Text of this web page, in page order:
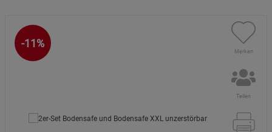
-11%
Merken
Teilen